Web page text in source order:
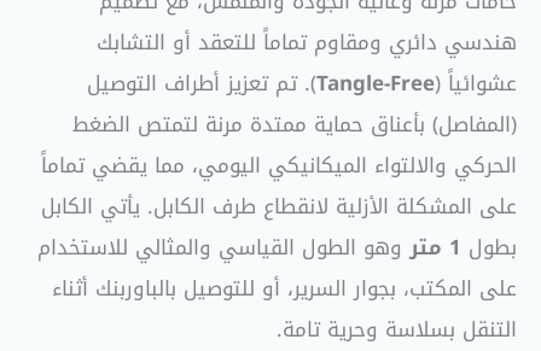
هندسي دائري ومقاوم تماماً للتعقد أو التشابك
عشوائياً (Tangle-Free). تم تعزيز أطراف التوصيل
(المفاصل) بأعناق حماية ممتدة مرنة لتمتص الضغط
الحركي والالتواء الميكانيكي اليومي، مما يقضي تماماً
على المشكلة الأزلية لانقطاع طرف الكابل. يأتي الكابل
بطول 1 متر
وهو الطول القياسي والمثالي للاستخدام
على المكتب، بجوار السرير، أو للتوصيل بالباوربنك أثناء
التنقل بسلاسة وحرية تامة.